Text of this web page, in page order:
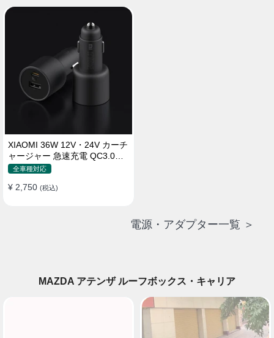
XIAOMI 36W 12V・24V カーチ
ャージャー 急速充電 QC3.0
LEDライト コンパクト 車載充
全車種対応
¥ 2,750 (税込)
電源・アダプター一覧 ＞
MAZDA アテンザ ルーフボックス・キャリア